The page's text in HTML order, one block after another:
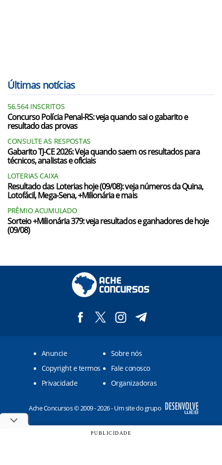
Últimas notícias
56.564 INSCRITOS
Concurso Polícia Penal-RS: veja quando sai o gabarito e
resultado das provas
CONSULTE AS RESPOSTAS
Gabarito TJ-CE 2026: Veja quando saem os resultados para
técnicos, analistas e oficiais
LOTERIAS CAIXA
Resultado das Loterias hoje (09/08): veja números da Quina,
Lotofácil, Mega-Sena, +Milionária e mais
PRÊMIO ACUMULADO
Sorteio +Milionária 379: veja resultados e ganhadores de hoje
(09/08)
Anuncie
Sobre nós
Copyright e termos
Fale conosco
Privacidade
Organizadoras
Ache Concursos © 2009 - 2026 - Um site do grupo
PUBLICIDADE